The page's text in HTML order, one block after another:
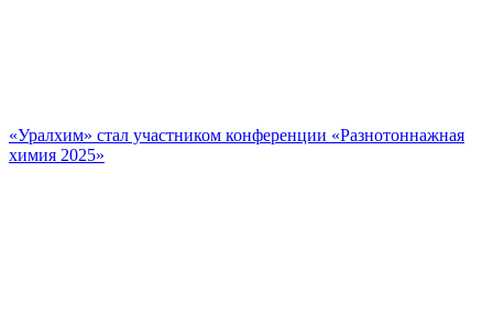
«Уралхим» стал участником конференции «Разнотоннажная
химия 2025»